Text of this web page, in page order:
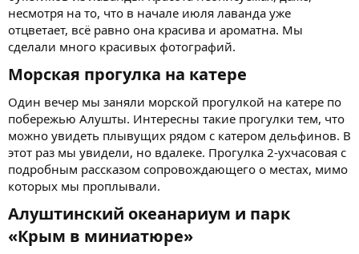
несмотря на то, что в начале июля лаванда уже
отцветает, всё равно она красива и ароматна. Мы
сделали много красивых фотографий.
Морская прогулка на катере​
Один вечер мы заняли морской прогулкой на катере по
побережью Алушты. Интересны такие прогулки тем, что
можно увидеть плывущих рядом с катером дельфинов. В
этот раз мы увидели, но вдалеке. Прогулка 2-ухчасовая с
подробным рассказом сопровождающего о местах, мимо
которых мы проплывали.
Алуштинский океанариум и парк
«Крым в миниатюре»​